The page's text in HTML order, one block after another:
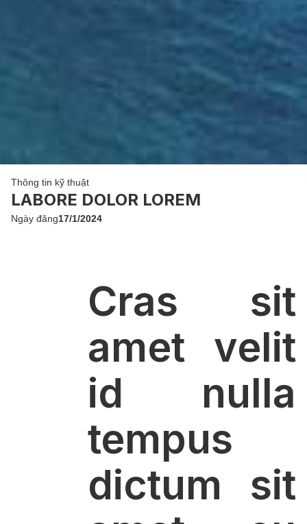
Thông tin kỹ thuật
LABORE DOLOR LOREM
Ngày đăng17/1/2024
Cras sit
amet velit
id nulla
tempus
dictum sit